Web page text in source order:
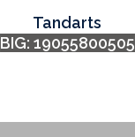
Tandarts
BIG: 19055800505